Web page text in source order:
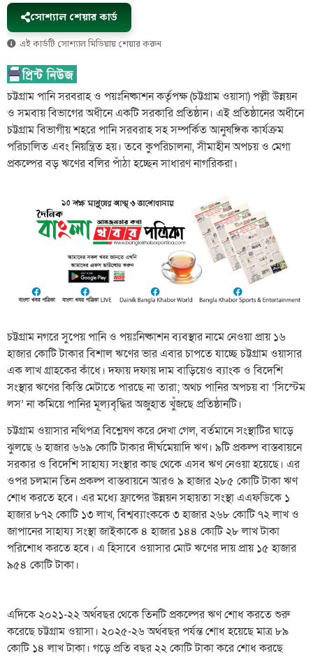
সোশ্যাল শেয়ার কার্ড
এই কার্ডটি সোশ্যাল মিডিয়ায় শেয়ার করুন
চট্টগ্রাম পানি সরবরাহ ও পয়ঃনিষ্কাশন কর্তৃপক্ষ (চট্টগ্রাম ওয়াসা) পল্লী উন্নয়ন
ও সমবায় বিভাগের অধীনে একটি সরকারি প্রতিষ্ঠান। এই প্রতিষ্ঠানের অধীনে
চট্টগ্রাম বিভাগীয় শহরে পানি সরবরাহ সহ সম্পর্কিত আনুষঙ্গিক কার্যক্রম
পরিচালিত এবং নিয়ন্ত্রিত হয়। তবে কুপরিচালনা, সীমাহীন অপচয় ও মেগা
প্রকল্পের বড় ঋণের বলির পাঁঠা হচ্ছেন সাধারণ নাগরিকরা।
চট্টগ্রাম নগরে সুপেয় পানি ও পয়ঃনিষ্কাশন ব্যবস্থার নামে নেওয়া প্রায় ১৬
হাজার কোটি টাকার বিশাল ঋণের ভার এবার চাপতে যাচ্ছে চট্টগ্রাম ওয়াসার
এক লাখ গ্রাহকের কাঁধে। দফায় দফায় দাম বাড়িয়েও ব্যাংক ও বিদেশি
সংস্থার ঋণের কিস্তি মেটাতে পারছে না তারা; অথচ পানির অপচয় বা ‘সিস্টেম
লস’ না কমিয়ে পানির মূল্যবৃদ্ধির অজুহাত খুঁজছে প্রতিষ্ঠানটি।
চট্টগ্রাম ওয়াসার নথিপত্র বিশ্লেষণ করে দেখা গেল, বর্তমানে সংস্থাটির ঘাড়ে
ঝুলছে ৬ হাজার ৬৬৯ কোটি টাকার দীর্ঘমেয়াদি ঋণ। ৯টি প্রকল্প বাস্তবায়নে
সরকার ও বিদেশি সাহায্য সংস্থার কাছ থেকে এসব ঋণ নেওয়া হয়েছে। এর
ওপর চলমান তিন প্রকল্প বাস্তবায়নে আরও ৯ হাজার ২৮৫ কোটি টাকা ঋণ
শোধ করতে হবে। এর মধ্যে ফ্রান্সের উন্নয়ন সহায়তা সংস্থা এএফডিকে ১
হাজার ৮৭২ কোটি ১৩ লাখ, বিশ্বব্যাংককে ৩ হাজার ২৬৮ কোটি ৭২ লাখ ও
জাপানের সাহায্য সংস্থা জাইকাকে ৪ হাজার ১৪৪ কোটি ২৮ লাখ টাকা
পরিশোধ করতে হবে। এ হিসাবে ওয়াসার মোট ঋণের দায় প্রায় ১৫ হাজার
৯৫৪ কোটি টাকা।
এদিকে ২০২১-২২ অর্থবছর থেকে তিনটি প্রকল্পের ঋণ শোধ করতে শুরু
করেছে চট্টগ্রাম ওয়াসা। ২০২৫-২৬ অর্থবছর পর্যন্ত শোধ হয়েছে মাত্র ৮৯
কোটি ১৪ লাখ টাকা। গড়ে প্রতি বছর ২২ কোটি টাকা করে শোধ করছে